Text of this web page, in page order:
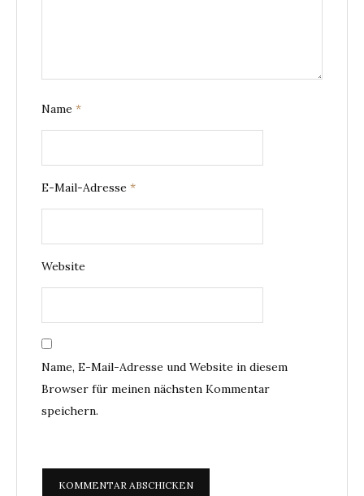
Name *
E-Mail-Adresse *
Website
Name, E-Mail-Adresse und Website in diesem
Browser für meinen nächsten Kommentar
speichern.